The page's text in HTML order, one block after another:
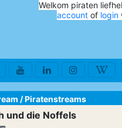
Welkom piraten
account of login
/Piratenstreams
und die Noffels